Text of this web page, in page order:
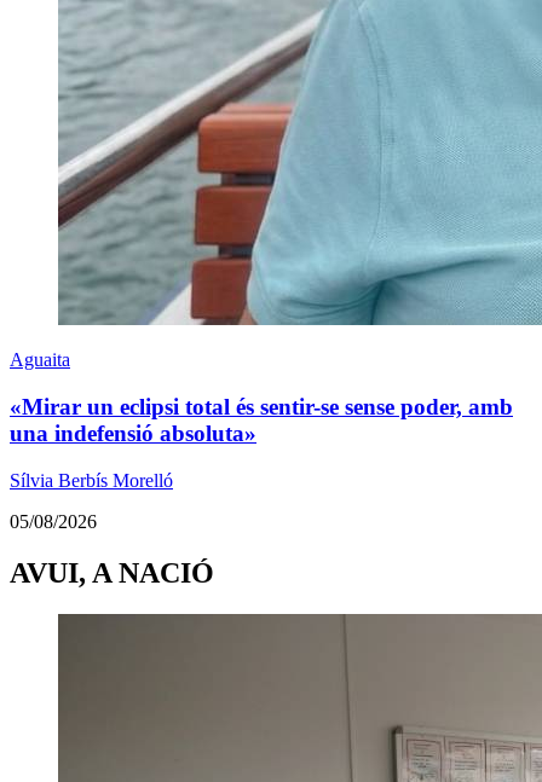
Aguaita
«Mirar un eclipsi total és sentir-se sense poder, amb
una indefensió absoluta»
Sílvia Berbís Morelló
05/08/2026
AVUI, A NACIÓ